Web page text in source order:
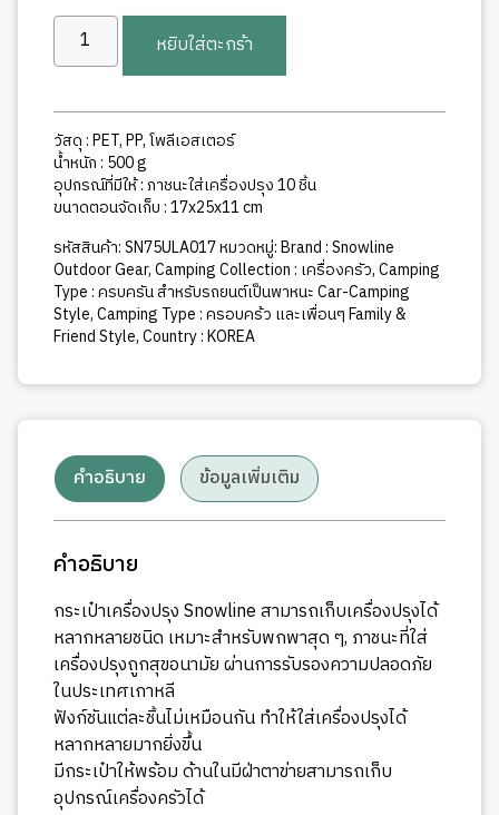
จำนวน
MULTI
PACK
(10SPICE
CASE)
ชิ้น
หยิบใส่ตะกร้า
วัสดุ : PET, PP, โพลีเอสเตอร์
น้ำหนัก : 500 g
อุปกรณ์ที่มีให้ : ภาชนะใส่เครื่องปรุง 10 ชิ้น
ขนาดตอนจัดเก็บ : 17x25x11 cm
รหัสสินค้า:SN75ULA017หมวดหมู่:Brand : Snowline
Outdoor Gear,Camping Collection : เครื่องครัว,Camping
Type : ครบครัน สำหรับรถยนต์เป็นพาหนะ Car-Camping
Style,Camping Type : ครอบคร้ว และเพื่อนๆ Family &
Friend Style,Country : KOREA
คำอธิบาย ข้อมูลเพิ่มเติม
คำอธิบาย
กระเป๋าเครื่องปรุง Snowline สามารถเก็บเครื่องปรุงได้
หลากหลายชนิด เหมาะสำหรับพกพาสุด ๆ, ภาชนะที่ใส่
เครื่องปรุงถูกสุขอนามัย ผ่านการรับรองความปลอดภัย
ในประเทศเกาหลี
ฟังก์ชันแต่ละชิ้นไม่เหมือนกัน ทำให้ใส่เครื่องปรุงได้
หลากหลายมากยิ่งขึ้น
มีกระเป๋าให้พร้อม ด้านในมีฝ่าตาข่ายสามารถเก็บ
อุปกรณ์เครื่องครัวได้